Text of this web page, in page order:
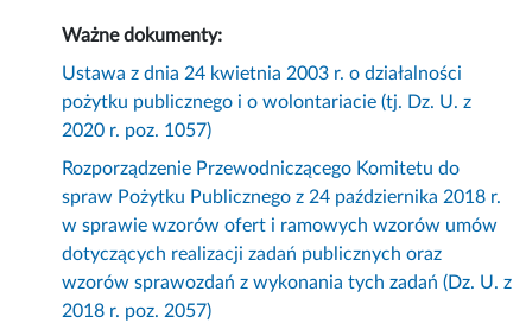
Ważne dokumenty:
Ustawa z dnia 24 kwietnia 2003 r. o działalności
pożytku publicznego i o wolontariacie (tj. Dz. U. z
2020 r. poz. 1057)
Rozporządzenie Przewodniczącego Komitetu do
spraw Pożytku Publicznego z 24 października 2018 r.
w sprawie wzorów ofert i ramowych wzorów umów
dotyczących realizacji zadań publicznych oraz
wzorów sprawozdań z wykonania tych zadań (Dz. U. z
2018 r. poz. 2057)